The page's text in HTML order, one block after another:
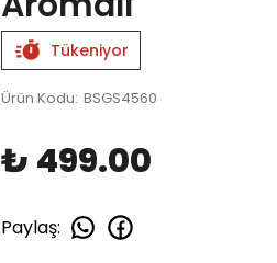
Tükeniyor
Ürün Kodu: BSGS4560
₺ 499.00
Paylaş: